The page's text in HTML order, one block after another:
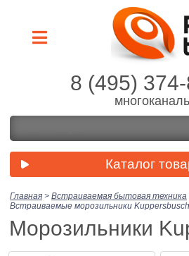
8 (495)
Каталог
Главная > Встраиваемая бытовая техника
Встраиваемые морозильники Kuppersbusch
Морозильники